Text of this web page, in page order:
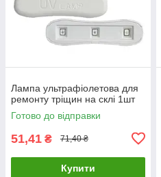
Лампа ультрафіолетова для
ремонту тріщин на склі 1шт
Готово до відправки
51,41 ₴ 71,40 ₴
Купити